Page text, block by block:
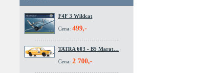
F4F 3 Wildcat
Cena: 499,-
TATRA 603 - B5 Marat…
Cena: 2 700,-